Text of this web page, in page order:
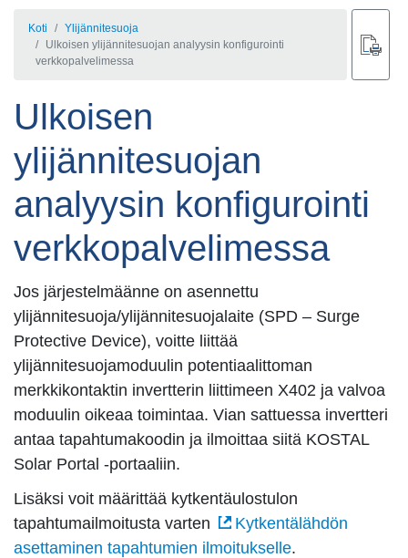
Koti
Ylijännitesuoja
Ulkoisen ylijännitesuojan analyysin konfigurointi
verkkopalvelimessa
Ulkoisen
ylijännitesuojan
analyysin konfigurointi
verkkopalvelimessa
Jos järjestelmäänne on asennettu
ylijännitesuoja/ylijännitesuojalaite (SPD – Surge
Protective Device), voitte liittää
ylijännitesuojamoduulin potentiaalittoman
merkkikontaktin invertterin liittimeen X402 ja valvoa
moduulin oikeaa toimintaa. Vian sattuessa invertteri
antaa tapahtumakoodin ja ilmoittaa siitä KOSTAL
Solar Portal -portaaliin.
Lisäksi voit määrittää kytkentäulostulon
tapahtumailmoitusta varten
Kytkentälähdön
asettaminen tapahtumien ilmoitukselle.